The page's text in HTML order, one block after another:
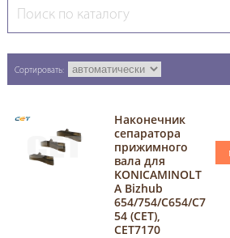
Сортировать:
Наконечник
сепаратора
прижимного
вала для
KONICAMINOLT
A Bizhub
654/754/C654/C7
54 (CET),
CET7170